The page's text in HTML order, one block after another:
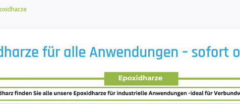
für alle Anwendungen – sofort